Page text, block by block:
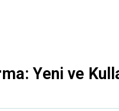
Yeni ve